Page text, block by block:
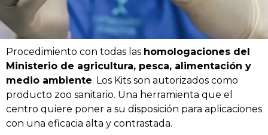
Procedimiento con todas las homologaciones del
Ministerio de agricultura, pesca, alimentación y
medio ambiente. Los Kits son autorizados como
producto zoo sanitario. Una herramienta que el
centro quiere poner a su disposición para aplicaciones
con una eficacia alta y contrastada.